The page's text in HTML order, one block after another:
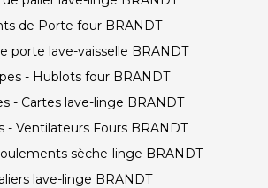
de Porte four BRANDT
porte lave-vaisselle BRANDT
- Hublots four BRANDT
- Cartes lave-linge BRANDT
- Ventilateurs Fours BRANDT
sèche-linge BRANDT
lave-linge BRANDT